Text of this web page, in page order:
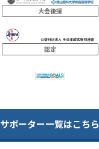
大会後援
認定
サポーター一覧はこちら